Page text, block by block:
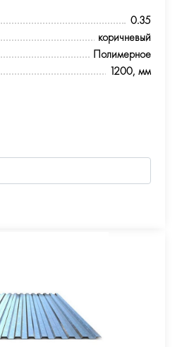
0.35
коричневый
Полимерное
1200, мм